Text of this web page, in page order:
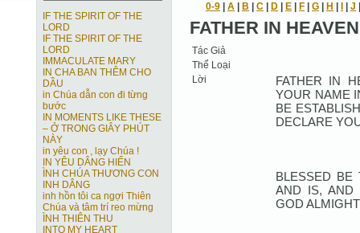
IF THE SPIRIT OF THE
LORD
IF THE SPIRIT OF THE
LORD
IMMACULATE MARY
IN CHA BAN THÊM CHO
DẦU
in Chúa dẫn con đi từng
bước
IN MOMENTS LIKE THESE
– Ở TRONG GIÂY PHÚT
NÀY
in yêu con , lạy Chúa !
IN YÊU DÂNG HIẾN
ÌNH CHÚA THƯƠNG CON
INH DÂNG
inh hồn tôi ca ngợi Thiên
Chúa và tâm trí reo mừng
ÌNH THIÊN THU
INTO MY HEART
0-9 A B C D E F G H J
FATHER IN HEAVEN
Tác Giả
Thể Loại
Lời
FATHER IN
YOUR NAME
BE
DECLARE
BLESSED BE
AND IS, AND
GOD